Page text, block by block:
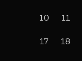
10 11
17 18